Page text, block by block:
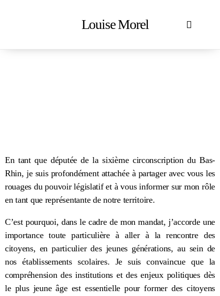
Louise Morel
En tant que députée de la sixième circonscription du Bas-
Rhin, je suis profondément attachée à partager avec vous les
rouages du pouvoir législatif et à vous informer sur mon rôle
en tant que représentante de notre territoire.
C’est pourquoi, dans le cadre de mon mandat, j’accorde une
importance toute particulière à aller à la rencontre des
citoyens, en particulier des jeunes générations, au sein de
nos établissements scolaires. Je suis convaincue que la
compréhension des institutions et des enjeux politiques dès
le plus jeune âge est essentielle pour former des citoyens